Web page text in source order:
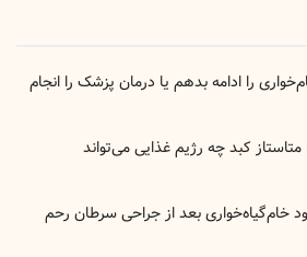
را ادامه بدهم یا درمان پزشک را انجام
متاستاز کبد چه رژیم غذایی می‌تواند
وجود خام‌گیاه‌خواری بعد از جراحی سرطان رحم